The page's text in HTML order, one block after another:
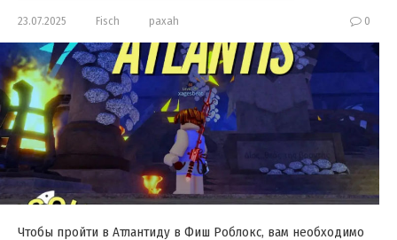
23.07.2025 Fisch paxah 0
Чтобы пройти в Атлантиду в Фиш Роблокс, вам необходимо